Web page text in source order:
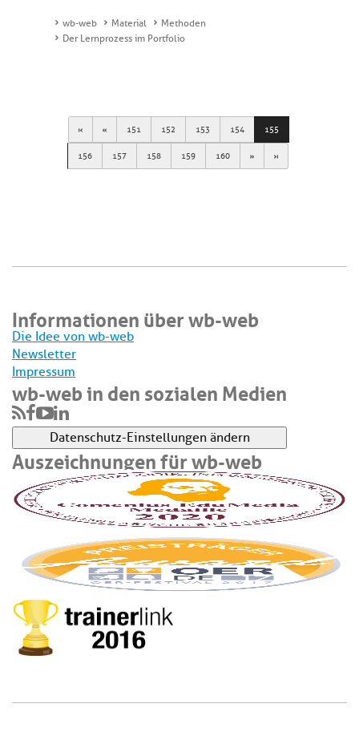
wb-web Material
Methoden
Der Lernprozess im Portfolio
First Previous
151 152 153 154 155
156 157 158 159 160 Next Last
Informationen über wb-web
Die Idee von wb-web
Newsletter
Impressum
wb-web in den sozialen Medien
Datenschutz-Einstellungen ändern
Auszeichnungen für wb-web